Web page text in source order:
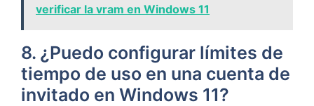
verificar la vram en Windows 11
8. ¿Puedo configurar límites de
tiempo de uso en una cuenta de
invitado en Windows 11?